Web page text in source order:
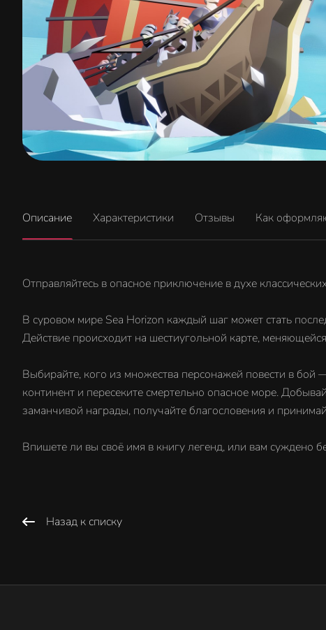
Описание Характеристики Отзывы Как
Отправляйтесь в опасное приключение в духе
В суровом мире Sea Horizon каждый шаг может стать
Действие происходит на шестиугольной карте,
Выбирайте, кого из множества персонажей повести в бой
континент и пересеките смертельно опасное море.
заманчивой награды, получайте благословения и
Впишете ли вы своё имя в книгу легенд, или вам суждено
Назад к списку